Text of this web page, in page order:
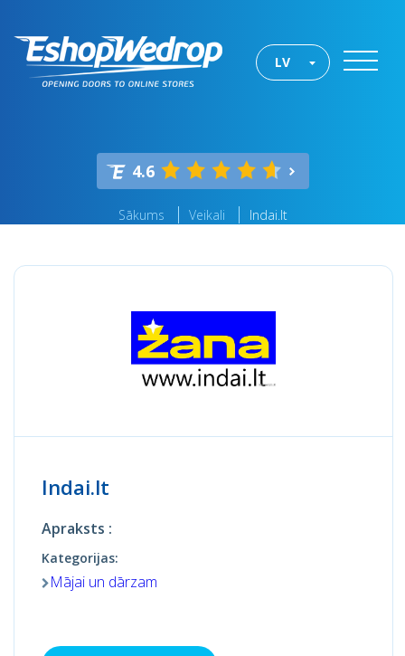
LV
4.6
Sākums Veikali Indai.lt
Indai.lt
Apraksts :
Kategorijas:
Mājai un dārzam